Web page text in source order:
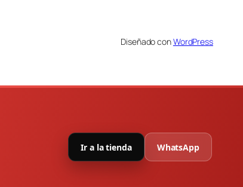
Diseñado conWordPress
Ir a la tienda WhatsApp